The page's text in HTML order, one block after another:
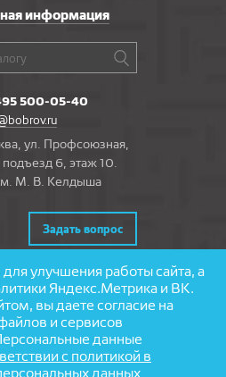
информация
500-05-40
ул. Профсоюзная,
6, этаж 10.
М. В. Келдыша
Задать вопрос
— напольные покрытия
сайта — агентство
улучшения работы сайта, а
Яндекс.Метрика и ВК.
вы даете согласие на
и сервисов
данные
с политикой в
данных